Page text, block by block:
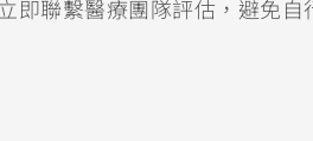
即聯繫醫療團隊評估，避免